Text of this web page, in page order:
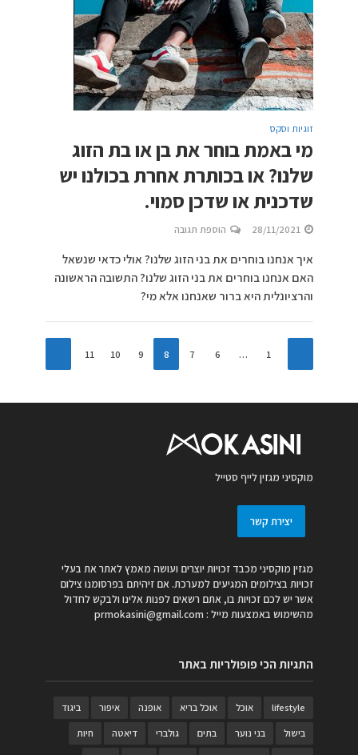
זוגיות וסקס
מי באמת בוחר את בן או בת הזוג
שלנו? או בכותרת אחרת בכולנו יש
שדכנית או שדכן סמוי.
28/11/2021 הוספת תגובה
איך אנחנו בוחרים את בני הזוג שלנו? אולי כדאי שנשאל
האם אנחנו בוחרים את בני הזוג שלנו? התשובה הראשונה
והרציונלית היא ברור שאנחנו אלא מי?
1
…
6
7
8
9
10
11
מוקסיני מגזין לייף סטייל
יצירת קשר
מגזין מוקסיני מכבד זכויות יוצרים ועושה מאמץ לאתר את בעלי
זכויות בצילומים המגיעים למערכת. אם זיהיתם בפרסומנו צילום
אשר יש לכם זכויות בו, אתם רשאים לפנות אלינו ולבקש לחדול
מהשימוש באמצעות מייל : prmokasini@gmail.com
התגיות הכי פופולריות באתר
lifestyle אוכל אוכל בריא אופנה איפור
ביגוד
בישול
בני נוער בתים גולברי דיאטה
חיות